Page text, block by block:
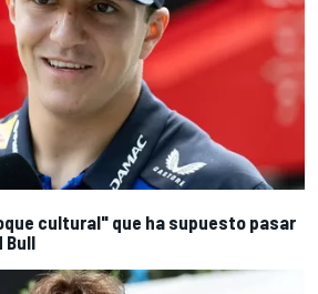
cultural" que ha supuesto pasar
Bull